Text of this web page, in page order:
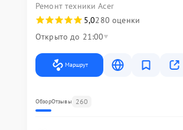
Ремонт техники Acer
5,0280 оценки
Открыто до 21:00
Маршрут
ОбзорОтзывы 260